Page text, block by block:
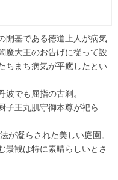
開基である徳道上人が病気
魔大王のお告げに従って設
ちまち病気が平癒したとい
でも屈指の古刹。
子王丸肌守御本尊が祀ら
が凝らされた美しい庭園。
観は特に素晴らしいとさ